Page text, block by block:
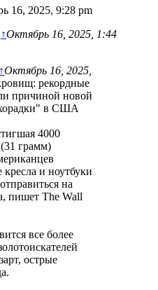
16, 2025, 9:28 pm
↑Октябрь 16, 2025, 1:44
↑Октябрь 16, 2025,
рекордные
причиной новой
в США
4000
грамм)
и ноутбуки
на
пишет The Wall
все более
острые